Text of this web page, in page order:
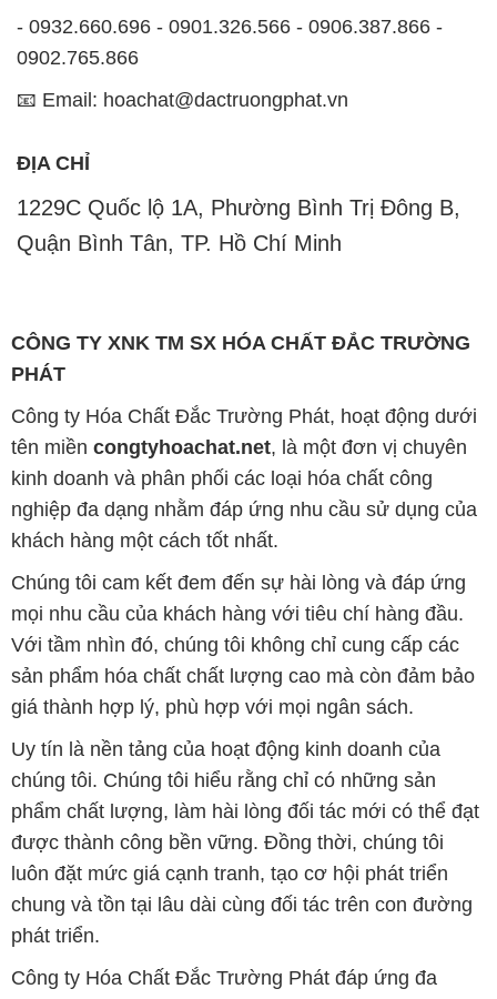
- 0932.660.696 - 0901.326.566 - 0906.387.866 -
0902.765.866
📧 Email: hoachat@dactruongphat.vn
ĐỊA CHỈ
1229C Quốc lộ 1A, Phường Bình Trị Đông B,
Quận Bình Tân, TP. Hồ Chí Minh
CÔNG TY XNK TM SX HÓA CHẤT ĐẮC TRƯỜNG
PHÁT
Công ty Hóa Chất Đắc Trường Phát, hoạt động dưới
tên miền congtyhoachat.net, là một đơn vị chuyên
kinh doanh và phân phối các loại hóa chất công
nghiệp đa dạng nhằm đáp ứng nhu cầu sử dụng của
khách hàng một cách tốt nhất.
Chúng tôi cam kết đem đến sự hài lòng và đáp ứng
mọi nhu cầu của khách hàng với tiêu chí hàng đầu.
Với tầm nhìn đó, chúng tôi không chỉ cung cấp các
sản phẩm hóa chất chất lượng cao mà còn đảm bảo
giá thành hợp lý, phù hợp với mọi ngân sách.
Uy tín là nền tảng của hoạt động kinh doanh của
chúng tôi. Chúng tôi hiểu rằng chỉ có những sản
phẩm chất lượng, làm hài lòng đối tác mới có thể đạt
được thành công bền vững. Đồng thời, chúng tôi
luôn đặt mức giá cạnh tranh, tạo cơ hội phát triển
chung và tồn tại lâu dài cùng đối tác trên con đường
phát triển.
Công ty Hóa Chất Đắc Trường Phát đáp ứng đa